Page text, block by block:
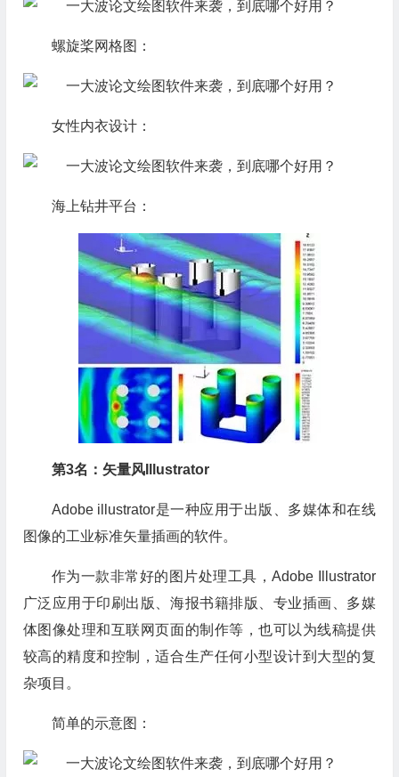
螺旋桨网格图：
女性内衣设计：
海上钻井平台：
第3名：矢量风Illustrator
Adobe illustrator是一种应用于出版、多媒体和在线
图像的工业标准矢量插画的软件。
作为一款非常好的图片处理工具，Adobe Illustrator
广泛应用于印刷出版、海报书籍排版、专业插画、多媒
体图像处理和互联网页面的制作等，也可以为线稿提供
较高的精度和控制，适合生产任何小型设计到大型的复
杂项目。
简单的示意图：